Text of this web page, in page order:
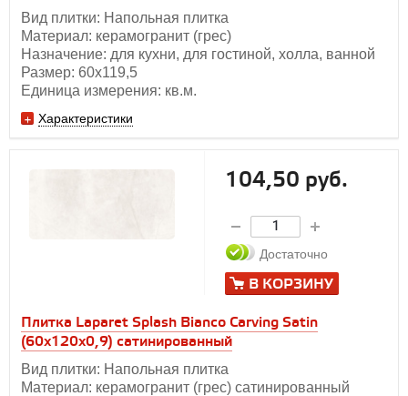
Вид плитки: Напольная плитка
Материал: керамогранит (грес)
Назначение: для кухни, для гостиной, холла, ванной
Размер: 60х119,5
Единица измерения: кв.м.
Характеристики
Плитка Laparet Splash Bianco Carving Satin
(60х120x0,9) сатинированный
Вид плитки: Напольная плитка
Материал: керамогранит (грес) сатинированный
104,50 руб.
Достаточно
В КОРЗИНУ